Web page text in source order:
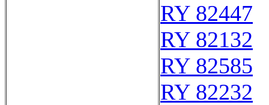
RY 82447
RY 82132
RY 82585
RY 82232